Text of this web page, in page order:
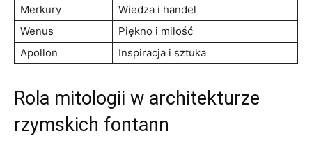
Merkury
Wiedza i handel
Wenus
Piękno i miłość
Apollon
Inspiracja i sztuka
Rola mitologii w architekturze
rzymskich fontann